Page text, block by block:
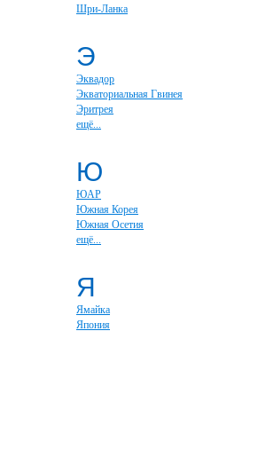
Шри-Ланка
Э
Эквадор
Экваториальная Гвинея
Эритрея
ещё...
Ю
ЮАР
Южная Корея
Южная Осетия
ещё...
Я
Ямайка
Япония